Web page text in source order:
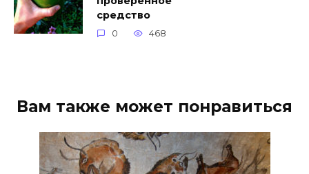
средство
0 468
Вам также может понравиться